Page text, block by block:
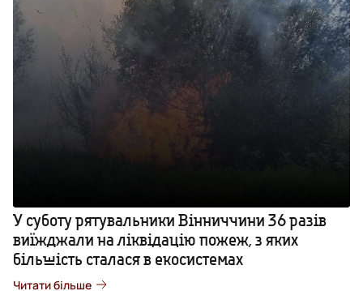
У суботу рятувальники Вінниччини 36 разів
виїжджали на ліквідацію пожеж, з яких
більшість сталася в екосистемах
Читати більше